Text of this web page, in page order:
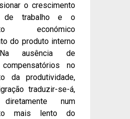
o crescimento
de trabalho e o
económico
do produto interno
ausência de
no
da produtividade,
traduzir-se-á,
diretamente num
mais lento do